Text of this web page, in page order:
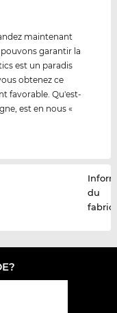
maintenant
garantir la
est un paradis
obtenez ce
favorable. Qu'est-
est en nous «
du